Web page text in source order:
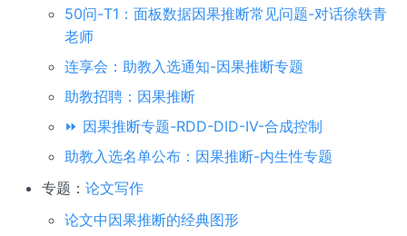
50问-T1：面板数据因果推断常见问题-对话徐轶青
老师
连享会：助教入选通知-因果推断专题
助教招聘：因果推断
⏩ 因果推断专题-RDD-DID-IV-合成控制
助教入选名单公布：因果推断-内生性专题
专题： 论文写作
论文中因果推断的经典图形